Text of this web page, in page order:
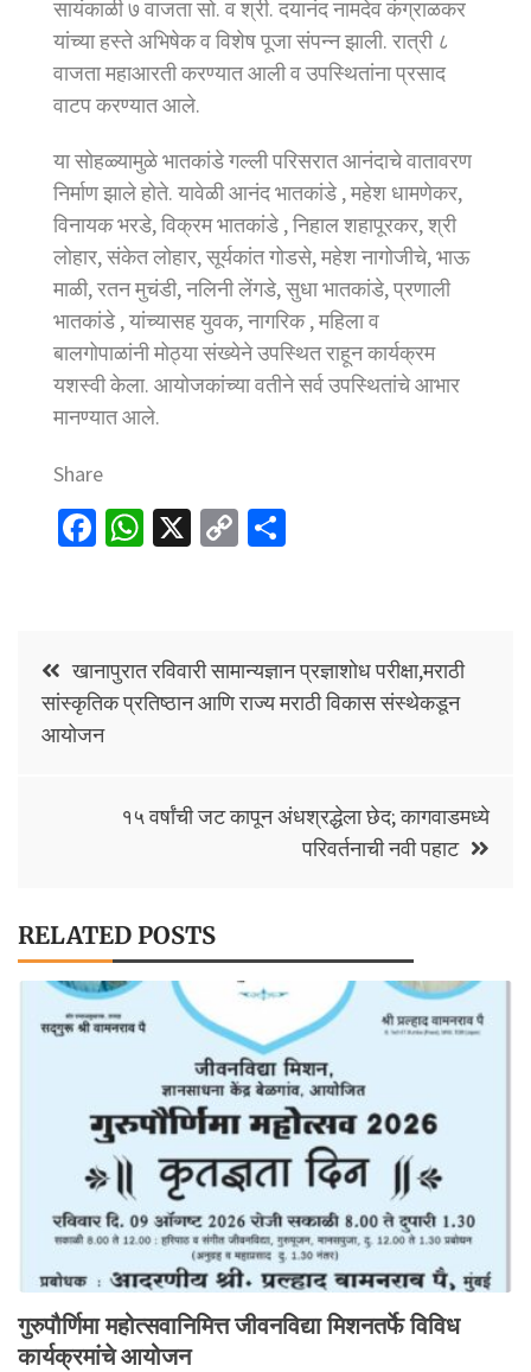
सायंकाळी ७ वाजता सो. व श्री. दयानंद नामदेव कंग्राळकर
यांच्या हस्ते अभिषेक व विशेष पूजा संपन्न झाली. रात्री ८
वाजता महाआरती करण्यात आली व उपस्थितांना प्रसाद
वाटप करण्यात आले.
या सोहळ्यामुळे भातकांडे गल्ली परिसरात आनंदाचे वातावरण
निर्माण झाले होते. यावेळी आनंद भातकांडे , महेश धामणेकर,
विनायक भरडे, विक्रम भातकांडे , निहाल शहापूरकर, श्री
लोहार, संकेत लोहार, सूर्यकांत गोडसे, महेश नागोजीचे, भाऊ
माळी, रतन मुचंडी, नलिनी लेंगडे, सुधा भातकांडे, प्रणाली
भातकांडे , यांच्यासह युवक, नागरिक , महिला व
बालगोपाळांनी मोठ्या संख्येने उपस्थित राहून कार्यक्रम
यशस्वी केला. आयोजकांच्या वतीने सर्व उपस्थितांचे आभार
मानण्यात आले.
Share
Fa
o
k
W
p
p
X
C
Li
n
Post
navigation
खानापुरात रविवारी सामान्यज्ञान प्रज्ञाशोध परीक्षा,मराठी
सांस्कृतिक प्रतिष्ठान आणि राज्य मराठी विकास संस्थेकडून
आयोजन
१५ वर्षांची जट कापून अंधश्रद्धेला छेद; कागवाडमध्ये
परिवर्तनाची नवी पहाट
RELATED POSTS
गुरुपौर्णिमा महोत्सवानिमित्त जीवनविद्या मिशनतर्फे विविध
कार्यक्रमांचे आयोजन